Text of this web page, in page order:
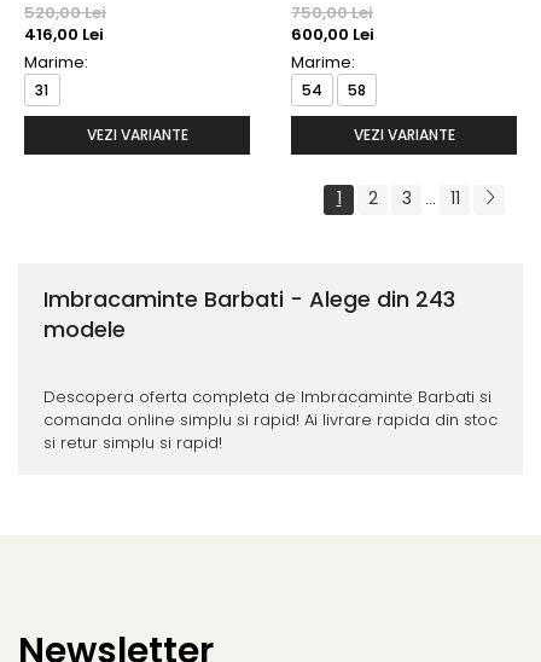
520,00 Lei
416,00 Lei
Marime:
31
VEZI VARIANTE
750,00 Lei
600,00 Lei
Marime:
54 58
VEZI VARIANTE
1 2 3 ... 11
Imbracaminte Barbati - Alege din 243
modele
Descopera oferta completa de Imbracaminte Barbati si
comanda online simplu si rapid! Ai livrare rapida din stoc
si retur simplu si rapid!
Newsletter